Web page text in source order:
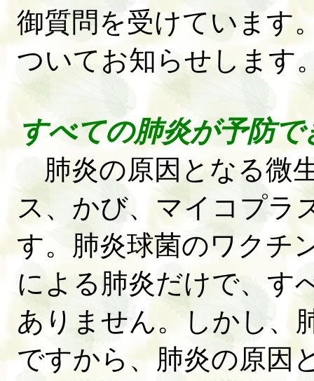
御質問を受けています
ついてお知らせします
すべての肺炎が予防
肺炎の原因となる微
ス、かび、マイコプラ
す。肺炎球菌のワクチ
による肺炎だけで、す
ありません。しかし、
ですから、肺炎の原因